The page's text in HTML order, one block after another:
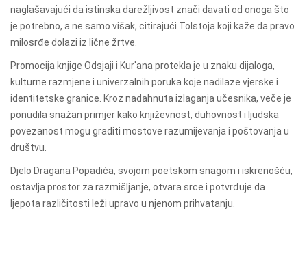
naglašavajući da istinska darežljivost znači davati od onoga što
je potrebno, a ne samo višak, citirajući Tolstoja koji kaže da pravo
milosrđe dolazi iz lične žrtve.
Promocija knjige Odsjaji i Kur'ana protekla je u znaku dijaloga,
kulturne razmjene i univerzalnih poruka koje nadilaze vjerske i
identitetske granice. Kroz nadahnuta izlaganja učesnika, veče je
ponudila snažan primjer kako književnost, duhovnost i ljudska
povezanost mogu graditi mostove razumijevanja i poštovanja u
društvu.
Djelo Dragana Popadića, svojom poetskom snagom i iskrenošću,
ostavlja prostor za razmišljanje, otvara srce i potvrđuje da
ljepota različitosti leži upravo u njenom prihvatanju.